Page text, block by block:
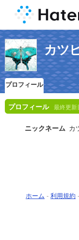
カツ
プロフィール
プロフィール 最終更新
ニックネーム カ
ホーム - 利用規約 -